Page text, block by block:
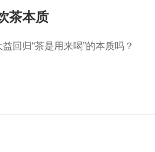
茶本质
回归“茶是用来喝”的本质吗？